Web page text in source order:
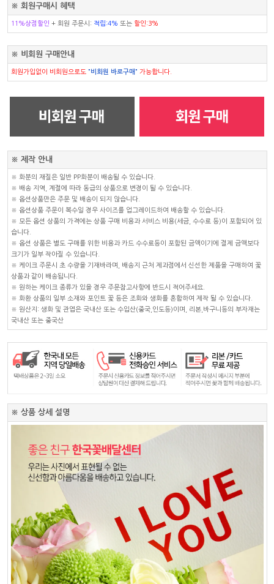
※ 회원구매시 혜택
11%상점할인 + 회원 주문시: 적립:4% 또는 할인:3%
※ 비회원 구매안내
회원가입없이 비회원으로도 "비회원 바로구매" 가능합니다.
※ 제작 안내
※ 화분의 재질은 일반 PP화분이 배송될 수 있습니다.
※ 배송 지역, 계절에 따라 동급의 상품으로 변경이 될 수 있습니다.
※ 옵션상품만은 주문 및 배송이 되지 않습니다.
※ 옵션상품 주문이 복수일 경우 사이즈를 업그레이드하여 배송할 수 있습니다.
※ 모든 옵션 상품의 가격에는 상품 구매 비용과 서비스 비용(세금, 수수료 등)이 포함되어 있
습니다.
※ 옵션 상품은 별도 구매를 위한 비용과 카드 수수료등이 포함된 금액이기에 결제 금액보다
크기가 일부 작아질 수 있습니다.
※ 케이크 주문시 초 수량을 기재바라며, 배송지 근처 제과점에서 신선한 제품을 구매하여 꽃
상품과 같이 배송됩니다.
※ 원하는 케이크 종류가 있을 경우 주문참고사항에 반드시 적어주세요.
※ 화환 상품의 일부 소재와 포인트 꽃 등은 조화와 생화를 혼합하여 제작 될 수 있습니다.
※ 원산지: 생화 및 관엽은 국내산 또는 수입산(중국,인도등)이며, 리본,바구니등의 부자재는
국내산 또는 중국산
※ 상품 상세 설명